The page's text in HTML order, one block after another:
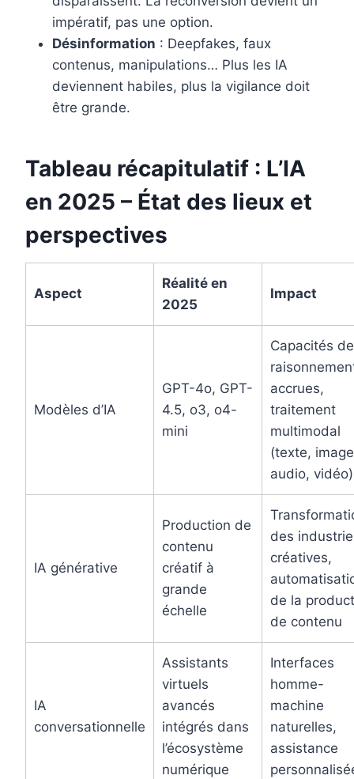
impératif, pas une option.
Désinformation : Deepfakes, faux
contenus, manipulations… Plus les IA
deviennent habiles, plus la vigilance doit
être grande.
Tableau récapitulatif : L’IA
en 2025 – État des lieux et
perspectives
Aspect
Réalité en
2025
Impact
Modèles d’IA
GPT-4o, GPT-
4.5, o3, o4-
mini
Capacités de
accrues,
traitement
multimodal
(texte,
audio, vidéo)
IA générative
Production de
contenu
créatif à
grande
échelle
des
créatives,
de la
de contenu
IA
conversationnelle
Assistants
virtuels
avancés
intégrés dans
l’écosystème
numérique
Interfaces
homme-
machine
naturelles,
assistance